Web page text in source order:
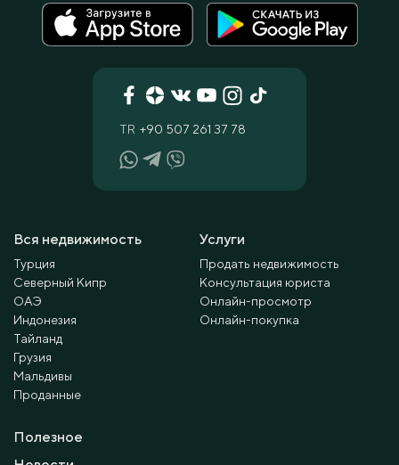
Вся недвижимость
Турция
Северный Кипр
ОАЭ
Индонезия
Тайланд
Грузия
Мальдивы
Проданные
Услуги
Продать недвижимость
Консультация юриста
Онлайн-просмотр
Онлайн-покупка
Полезное
TR +90 507 261 37 78